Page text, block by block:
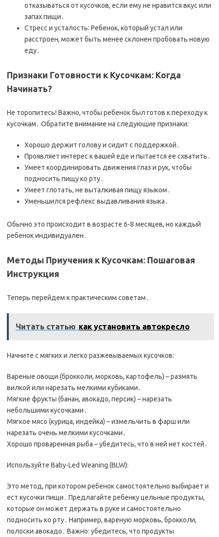
отказываться от кусочков, если ему не нравится вкус или
запах пищи․
Стресс и усталость: Ребенок, который устал или
расстроен, может быть менее склонен пробовать новую
еду․
Признаки Готовности к Кусочкам: Когда
Начинать?
Не торопитесь! Важно, чтобы ребенок был готов к переходу к
кусочкам․ Обратите внимание на следующие признаки:
Хорошо держит голову и сидит с поддержкой․
Проявляет интерес к вашей еде и пытается ее схватить․
Умеет координировать движения глаз и рук, чтобы
подносить пищу ко рту․
Умеет глотать, не выталкивая пищу языком․
Уменьшился рефлекс выдавливания языка․
Обычно это происходит в возрасте 6-8 месяцев, но каждый
ребенок индивидуален․
Методы Приучения к Кусочкам: Пошаговая
Инструкция
Теперь перейдем к практическим советам․
Читать статью как установить автокресло
Начните с мягких и легко разжевываемых кусочков:
Вареные овощи (брокколи, морковь, картофель) – размять
вилкой или нарезать мелкими кубиками․
Мягкие фрукты (банан, авокадо, персик) – нарезать
небольшими кусочками․
Мягкое мясо (курица, индейка) – измельчить в фарш или
нарезать очень мелкими кусочками․
Хорошо проваренная рыба – убедитесь, что в ней нет костей․
Используйте Baby-Led Weaning (BLW):
Это метод, при котором ребенок самостоятельно выбирает и
ест кусочки пищи․ Предлагайте ребенку цельные продукты,
которые он может держать в руке и самостоятельно
подносить ко рту․ Например, вареную морковь, брокколи,
полоски авокадо․ Важно: убедитесь, что продукты